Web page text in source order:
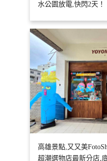
水公園放電,快閃2天！
高雄景點,又又美
超潮選物店最新分店,